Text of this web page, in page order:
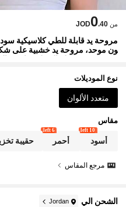
من JOD0.40
مروحة يد قابلة للطي كلاسيكية
ون موحد، مروحة يد خشبية على
صيف
نوع الموديلات
متعدد الألوان
مقاس
أسود
10 left
أحمر
6 left
حقيبة
مرجع المقاس
الشحن الي Jordan